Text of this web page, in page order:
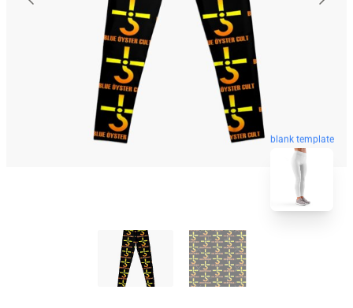
blank template